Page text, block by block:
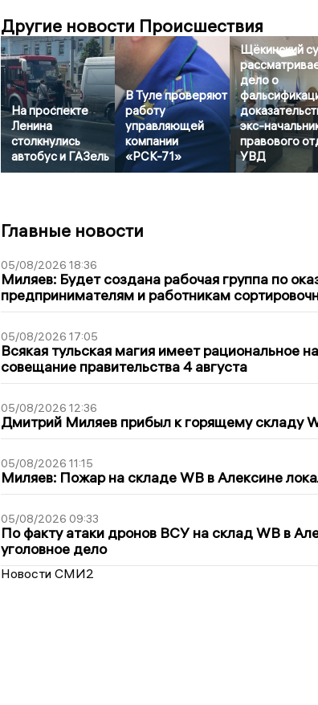
Другие новости Происшествия
На проспекте
Ленина
столкнулись
автобус и ГАЗель
В Туле проверяют
работу
управляющей
компании
«РСК-71»
Щёкинский
дело о
экс-
правового
УВД
Главные новости
05/08/2026 18:36
Миляев: Будет создана рабочая группа по
предпринимателям и работникам
05/08/2026 17:05
Всякая тульская магия имеет рациональное
совещание правительства 4 августа
05/08/2026 12:36
Дмитрий Миляев прибыл к горящему складу
05/08/2026 11:15
Миляев: Пожар на складе WB в Алексине
05/08/2026 09:33
По факту атаки дронов ВСУ на склад WB в
уголовное дело
Новости СМИ2